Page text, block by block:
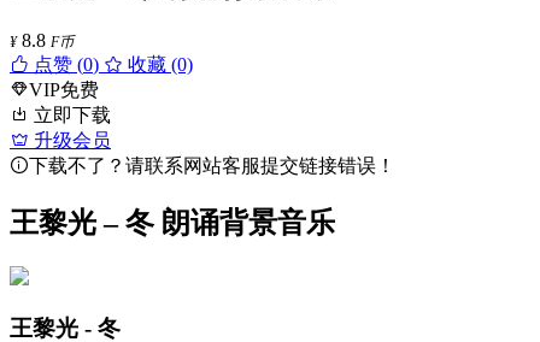
¥ 8.8 F币
点赞 (0)
收藏 (0)
VIP免费
立即下载
升级会员
下载不了？请联系网站客服提交链接错误！
王黎光 – 冬 朗诵背景音乐
王黎光 - 冬